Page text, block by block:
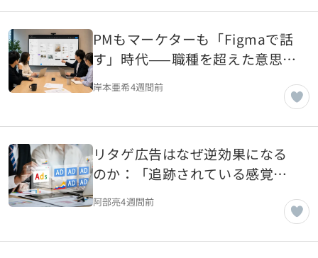
PMもマーケターも「Figmaで話
す」時代——職種を超えた意思決
定が生まれる仕組み
岸本亜希4週間前
リタゲ広告はなぜ逆効果になる
のか：「追跡されている感覚」
が離脱意欲を高める理由
阿部亮4週間前